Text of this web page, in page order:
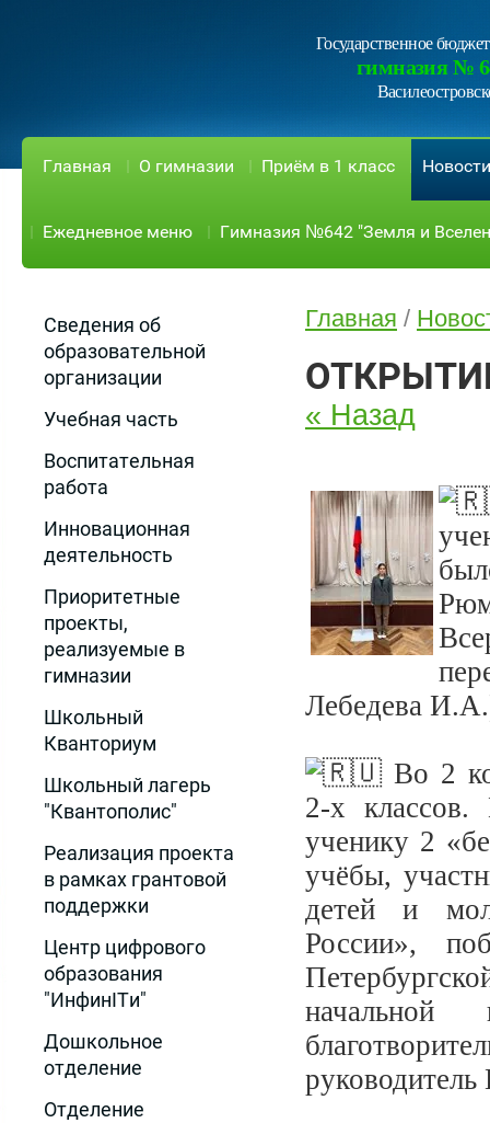
Государственное
гимназия №
Главная О гимназии Приём в 1 класс Новости
Ежедневное меню Гимназия №642 "Земля и
Сведения об
образовательной
организации
Учебная часть
Воспитательная
работа
Инновационная
деятельность
Приоритетные
проекты,
реализуемые в
гимназии
Школьный
Кванториум
Школьный лагерь
"Квантополис"
Реализация проекта
в рамках грантовой
поддержки
Центр цифрового
образования
"ИнфинITи"
Дошкольное
отделение
Отделение
Главная /
« Назад
Лебедева
Во 2
2-х классов.
ученику 2
учёбы,
детей и
России»,
начальной